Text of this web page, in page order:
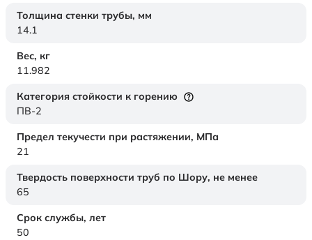
Толщина стенки трубы, мм
14.1
Вес, кг
11.982
Категория стойкости к горению
ПВ-2
Предел текучести при растяжении, МПа
21
Твердость поверхности труб по Шору, не менее
65
Срок службы, лет
50